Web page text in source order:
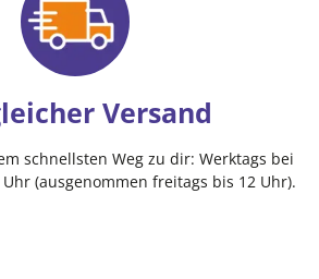
Versand
schnellsten Weg zu dir: Werktags bei
(ausgenommen freitags bis 12 Uhr).